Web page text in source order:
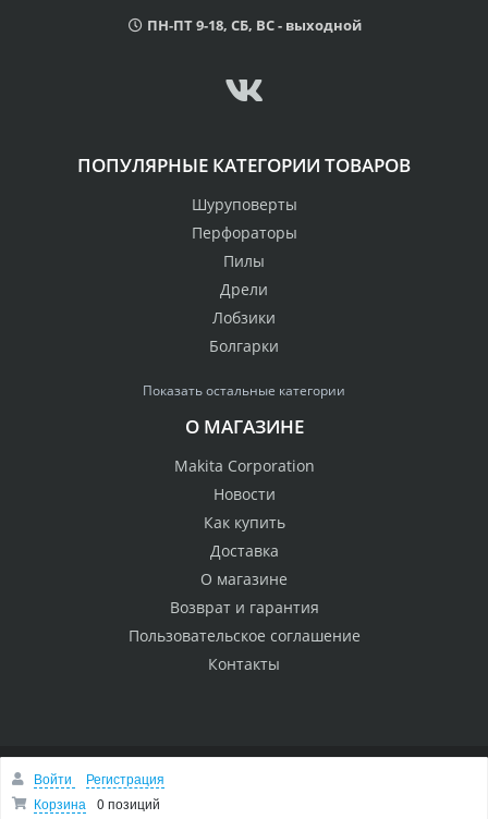
ПН-ПТ 9-18, СБ, ВС - выходной
ПОПУЛЯРНЫЕ КАТЕГОРИИ ТОВАРОВ
Шуруповерты
Перфораторы
Пилы
Дрели
Лобзики
Болгарки
Показать остальные категории
О МАГАЗИНЕ
Makita Corporation
Новости
Как купить
Доставка
О магазине
Возврат и гарантия
Пользовательское соглашение
Контакты
© 2005 Сервисный центр Макита
Войти
Регистрация
Корзина
0 позиций